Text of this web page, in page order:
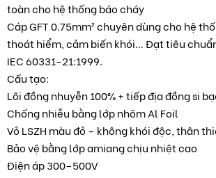
toàn cho hệ thống báo cháy
Cáp GFT 0.75mm² chuyên dùng cho hệ
thoát hiểm, cảm biến khói… Đạt tiêu
IEC 60331-21:1999.
Cấu tạo:
Lõi đồng nhuyễn 100% + tiếp địa đồng si
Chống nhiễu bằng lớp nhôm Al Foil
Vỏ LSZH màu đỏ – không khói độc, thân
Bảo vệ bằng lớp amiang chịu nhiệt cao
Điện áp 300–500V